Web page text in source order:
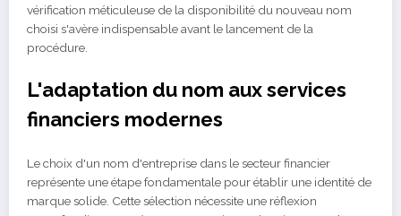
vérification méticuleuse de la disponibilité du nouveau nom
choisi s'avère indispensable avant le lancement de la
procédure.
L'adaptation du nom aux services
financiers modernes
Le choix d'un nom d'entreprise dans le secteur financier
représente une étape fondamentale pour établir une identité de
marque solide. Cette sélection nécessite une réflexion